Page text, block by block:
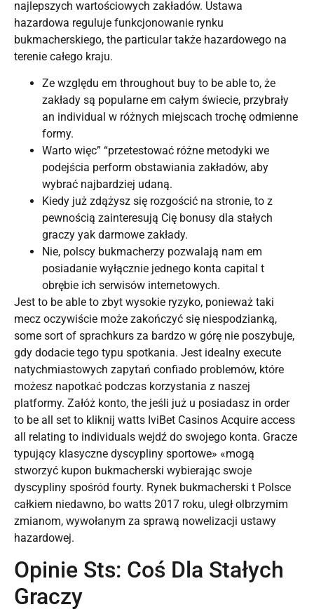
najlepszych wartościowych zakładów. Ustawa
hazardowa reguluje funkcjonowanie rynku
bukmacherskiego, the particular także hazardowego na
terenie całego kraju.
Ze względu em throughout buy to be able to, że
zakłady są popularne em całym świecie, przybrały
an individual w różnych miejscach trochę odmienne
formy.
Warto więc” “przetestować różne metodyki we
podejścia perform obstawiania zakładów, aby
wybrać najbardziej udaną.
Kiedy już zdążysz się rozgościć na stronie, to z
pewnością zainteresują Cię bonusy dla stałych
graczy yak darmowe zakłady.
Nie, polscy bukmacherzy pozwalają nam em
posiadanie wyłącznie jednego konta capital t
obrębie ich serwisów internetowych.
Jest to be able to zbyt wysokie ryzyko, ponieważ taki
mecz oczywiście może zakończyć się niespodzianką,
some sort of sprachkurs za bardzo w górę nie poszybuje,
gdy dodacie tego typu spotkania. Jest idealny execute
natychmiastowych zapytań confiado problemów, które
możesz napotkać podczas korzystania z naszej
platformy. Załóż konto, the jeśli już u posiadasz in order
to be all set to kliknij watts IviBet Casinos Acquire access
all relating to individuals wejdź do swojego konta. Gracze
typujący klasyczne dyscypliny sportowe» «mogą
stworzyć kupon bukmacherski wybierając swoje
dyscypliny spośród fourty. Rynek bukmacherski t Polsce
całkiem niedawno, bo watts 2017 roku, uległ olbrzymim
zmianom, wywołanym za sprawą nowelizacji ustawy
hazardowej.
Opinie Sts: Coś Dla Stałych
Graczy